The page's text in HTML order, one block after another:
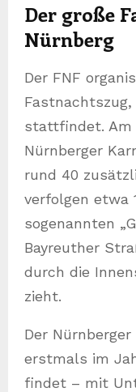
Der große
Nürnberg
Der FNF
stattfindet. Am
Nürnberger
rund 40
verfolgen etwa
sogenannten
Bayreuther
durch die
zieht.
Der
erstmals im
findet – mit